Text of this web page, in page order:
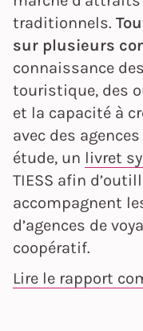
traditionnels.
sur plusieurs
connaissance
touristique, des
et la capacité à
avec des
étude, un livret
TIESS afin
accompagnent
d’agences de
coopératif.
Lire le rapport